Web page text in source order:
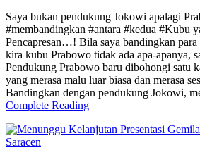
Saya bukan pendukung Jokowi apalagi
#membandingkan #antara #kedua #Kubu
Pencapresan…! Bila saya bandingkan
kira kubu Prabowo tidak ada apa-apanya,
Pendukung Prabowo baru dibohongi satu
yang merasa malu luar biasa dan merasa
Bandingkan dengan pendukung Jokowi,
Complete Reading